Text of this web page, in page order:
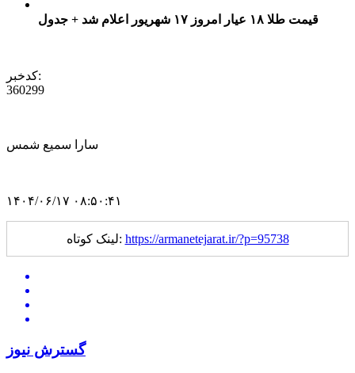
قیمت طلا ۱۸ عیار امروز ۱۷ شهریور اعلام شد + جدول
کدخبر:
360299
سارا سمیع شمس
۱۴۰۴/۰۶/۱۷ ۰۸:۵۰:۴۱
لینک کوتاه: https://armanetejarat.ir/?p=95738
گسترش نیوز